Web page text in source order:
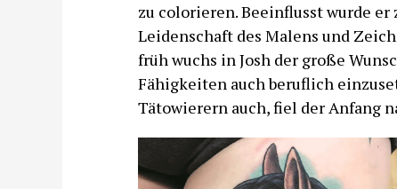
zu colorieren. Beeinflusst wurde
Leidenschaft des Malens und
früh wuchs in Josh der große
Fähigkeiten auch beruflich
Tätowierern auch, fiel der Anfang